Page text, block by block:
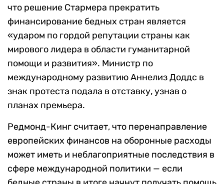
что решение Стармера прекратить
финансирование бедных стран является
«ударом по гордой репутации страны как
мирового лидера в области гуманитарной
помощи и развития». Министр по
международному развитию Аннелиз Доддс в
знак протеста подала в отставку, узнав о
планах премьера.
Редмонд-Кинг считает, что перенаправление
европейских финансов на оборонные расходы
может иметь и неблагоприятные последствия в
сфере международной политики — если